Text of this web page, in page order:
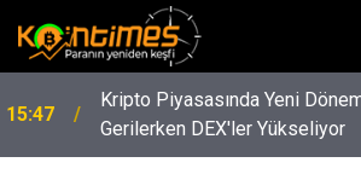
15:47
Kripto Piyasasında Yeni
Gerilerken DEX'ler Yükseliyor